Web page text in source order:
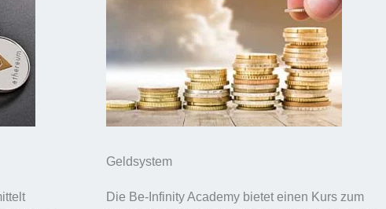
Geldsystem
Die Be-Infinity Academy bietet einen Kurs zum